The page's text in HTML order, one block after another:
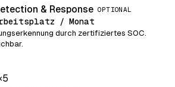
& Response OPTIONAL
/ Monat
durch zertifiziertes SOC.